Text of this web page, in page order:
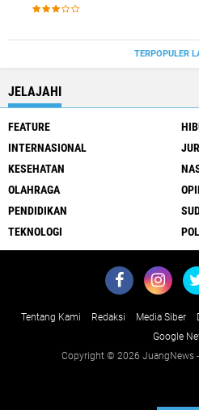
TERPOPULER
JELAJAHI
FEATURE
INTERNASIONAL
KESEHATAN
OLAHRAGA
PENDIDIKAN
TEKNOLOGI
Tentang Kami Redaksi Media Siber
Google
Copyright © 2026 JuangNews